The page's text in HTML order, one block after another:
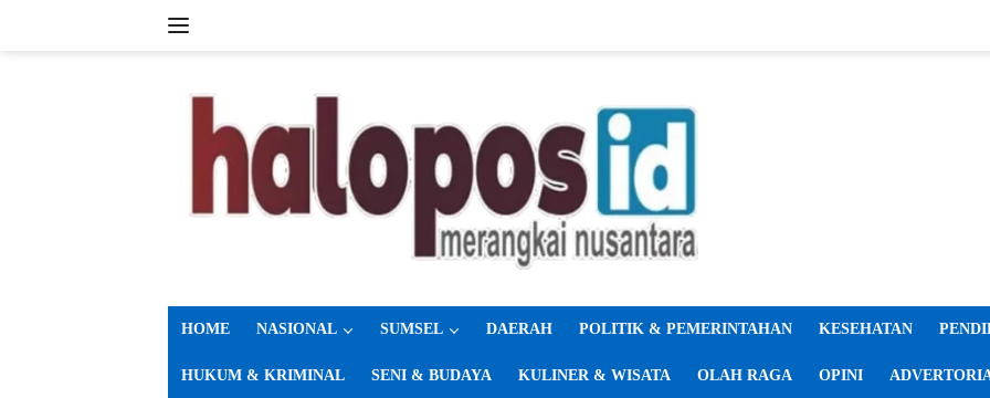
HOME NASIONAL SUMSEL DAERAH POLITIK & PEMERINTAHAN KESEHATAN
HUKUM & KRIMINAL SENI & BUDAYA KULINER & WISATA OLAH RAGA OPINI